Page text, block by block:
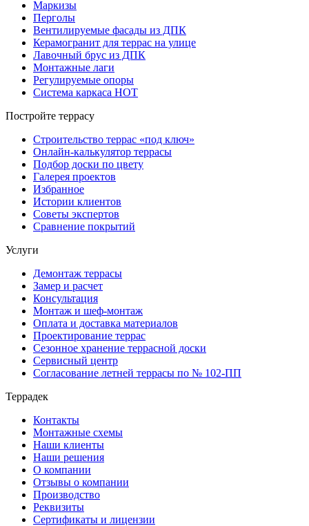
Маркизы
Перголы
Вентилируемые фасады из ДПК
Керамогранит для террас на улице
Лавочный брус из ДПК
Монтажные лаги
Регулируемые опоры
Система каркаса НОТ
Постройте террасу
Строительство террас «под ключ»
Онлайн-калькулятор террасы
Подбор доски по цвету
Галерея проектов
Избранное
Истории клиентов
Советы экспертов
Сравнение покрытий
Услуги
Демонтаж террасы
Замер и расчет
Консультация
Монтаж и шеф-монтаж
Оплата и доставка материалов
Проектирование террас
Сезонное хранение террасной доски
Сервисный центр
Согласование летней террасы по № 102-ПП
Террадек
Контакты
Монтажные схемы
Наши клиенты
Наши решения
О компании
Отзывы о компании
Производство
Реквизиты
Сертификаты и лицензии